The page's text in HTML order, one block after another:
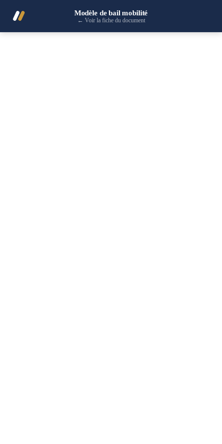
Modèle de bail mobilité
← Voir la fiche du document